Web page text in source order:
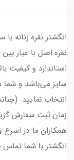
انگشتر نقره زنانه
استاندارد و کیفیت
سایز می‌باشد و شما
انتخاب نمایید.
زمان ثبت سفارش
همکاران ما در اسرع
انگشتر با شما تماس